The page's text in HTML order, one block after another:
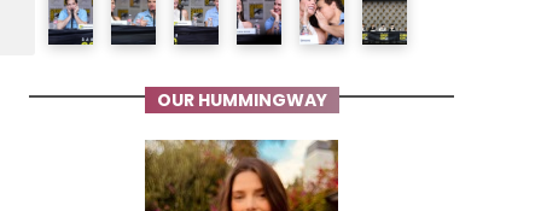
OUR HUMMINGWAY